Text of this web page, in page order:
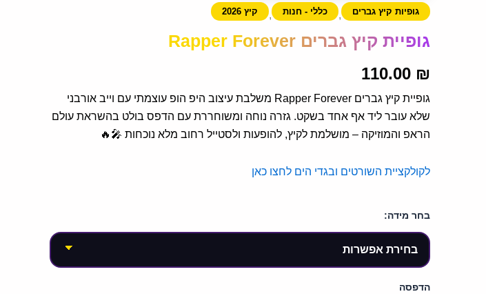
גופיות קיץ גברים , כללי - חנות , קיץ 2026
גופיית קיץ גברים Rapper Forever
110.00 ₪
גופיית קיץ גברים Rapper Forever משלבת עיצוב היפ הופ עוצמתי עם וייב אורבני
שלא עובר ליד אף אחד בשקט. גזרה נוחה ומשוחררת עם הדפס בולט בהשראת עולם
הראפ והמוזיקה – מושלמת לקיץ, להופעות ולסטייל רחוב מלא נוכחות 🎤🔥
לקולקציית השורטים ובגדי הים לחצו כאן
בחר מידה:
הדפסה